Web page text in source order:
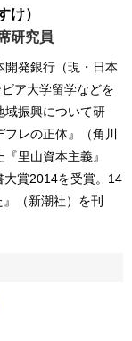
け）
研究員
開発銀行（現・日本
ア大学留学などを
域振興について研
レの正体』（角川
里山資本主義』
大賞2014を受賞。14
（新潮社）を刊